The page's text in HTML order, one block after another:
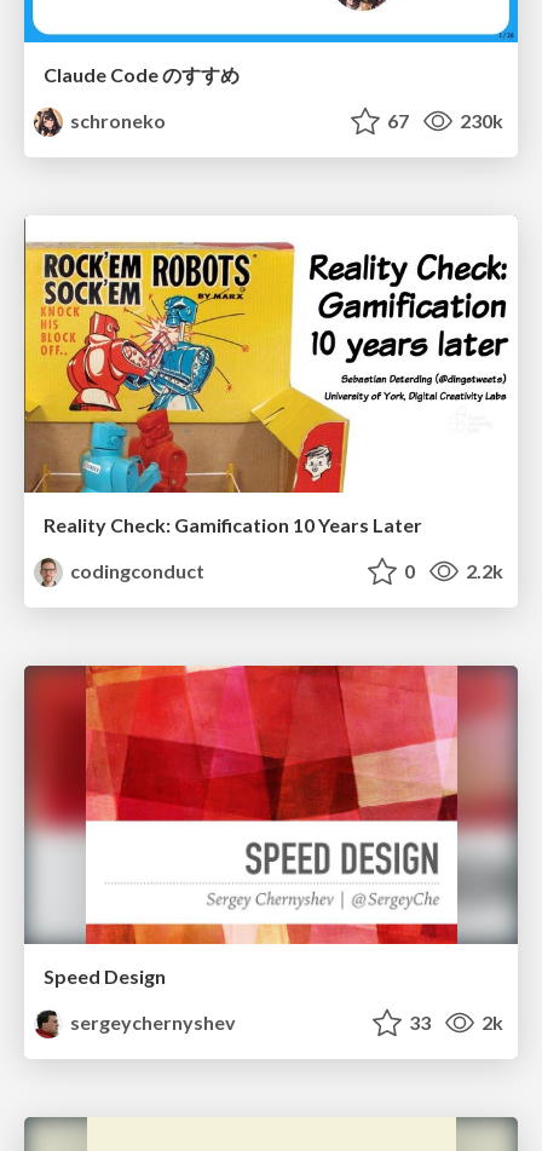
Claude Code のすすめ
schroneko
67 230k
Reality Check: Gamification 10 Years Later
codingconduct
0 2.2k
Speed Design
sergeychernyshev
33 2k